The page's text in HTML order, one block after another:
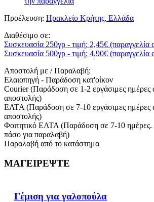
Προέλευση: Ηρακλείο Κρήτης, Ελλάδα
Διαθέσιμο σε:
Συσκευασία 250γρ - τιμή: 2,45€
Συσκευασία 500γρ - τιμή: 4,90€
Αποστολή με / Παραλαβή:
Ελαιοπηγή - Παράδοση κατ'οίκον
Courier (Παράδοση σε 1-2 εργάσιμες ημέρες
αποστολής)
ΕΛΤΑ (Παράδοση σε 7-10 εργάσιμες ημέρες
αποστολής)
Φοιτητικό ΕΛΤΑ (Παράδοση σε 7-10 ημέρες.
πάσο για παραλαβή)
Παραλαβή από το κατάστημα
ΜΑΓΕΙΡΕΨΤΕ
Γέμιση για γαλοπούλα